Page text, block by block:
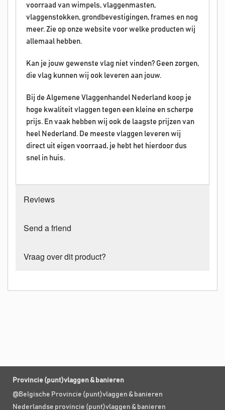
voorraad van wimpels, vlaggenmasten,
vlaggenstokken, grondbevestigingen, frames en nog
meer. Zie op onze website voor welke producten wij
allemaal hebben.
Kan je jouw gewenste vlag niet vinden? Geen zorgen,
die vlag kunnen wij ook leveren aan jouw.
Bij de Algemene Vlaggenhandel Nederland koop je
hoge kwaliteit vlaggen tegen een kleine en scherpe
prijs. En vaak hebben wij ook de laagste prijzen van
heel Nederland. De meeste vlaggen leveren wij
direct uit eigen voorraad, je hebt het hierdoor dus
snel in huis.
Reviews
Send a friend
Vraag over dit product?
Provincie (punt)vlaggen & banieren
@Belgische Provincie (punt)vlaggen & banieren
Nederlandse provincie (punt)vlaggen & banieren